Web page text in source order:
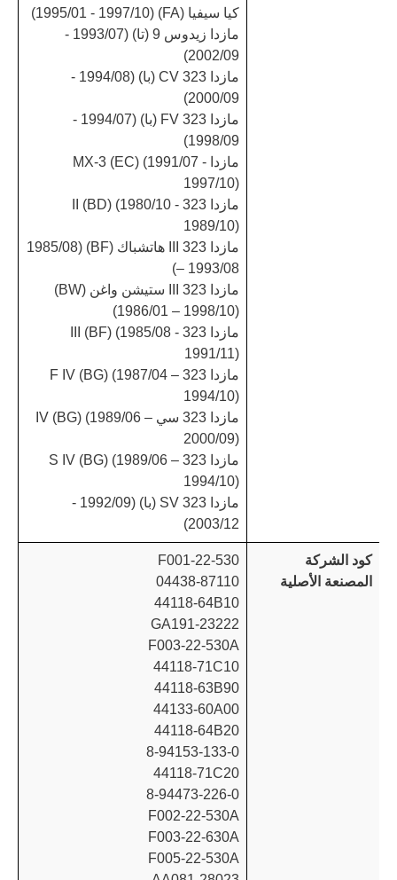
كيا سيفيا (FA) (1995/01 - 1997/10)
مازدا زيدوس 9 (تا) (1993/07 -
2002/09)
مازدا 323 CV (با) (1994/08 -
2000/09)
مازدا 323 FV (با) (1994/07 -
1998/09)
مازدا MX-3 (EC) (1991/07 -
1997/10)
مازدا 323 II (BD) (1980/10 -
1989/10)
مازدا 323 III هاتشباك (BF) (1985/08
– 1993/08)
مازدا 323 III ستيشن واغن (BW)
(1986/01 – 1998/10)
مازدا 323 III (BF) (1985/08 -
1991/11)
مازدا 323 F IV (BG) (1987/04 –
1994/10)
مازدا 323 سي IV (BG) (1989/06 –
2000/09)
مازدا 323 S IV (BG) (1989/06 –
1994/10)
مازدا 323 SV (با) (1992/09 -
2003/12)
كود الشركة
المصنعة الأصلية
F001-22-530
04438-87110
44118-64B10
23222-GA191
F003-22-530A
44118-71C10
44118-63B90
44133-60A00
44118-64B20
8-94153-133-0
44118-71C20
8-94473-226-0
F002-22-530A
F003-22-630A
F005-22-530A